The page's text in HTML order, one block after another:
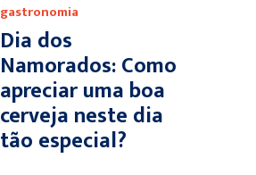
gastronomia
Dia dos
Namorados: Como
apreciar uma boa
cerveja neste dia
tão especial?